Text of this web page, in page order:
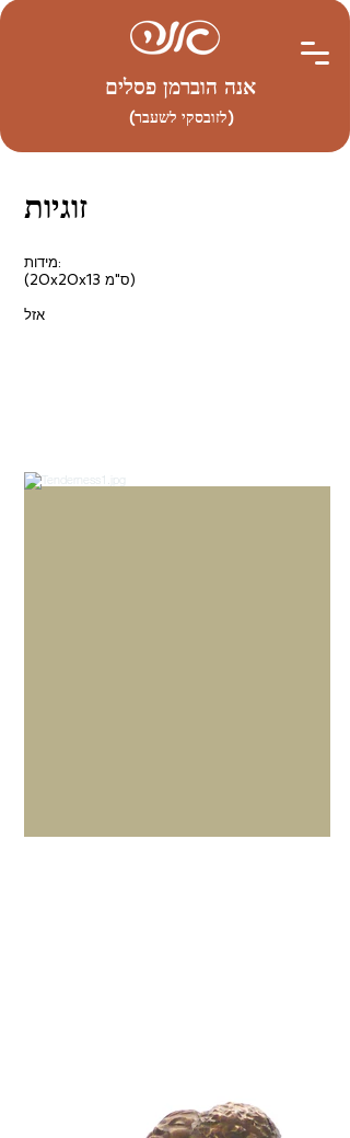
אנה הוברמן פסלים
(לזובסקי לשעבר)
זוגיות
מידות:
(20x20x13 ס"מ)
אזל